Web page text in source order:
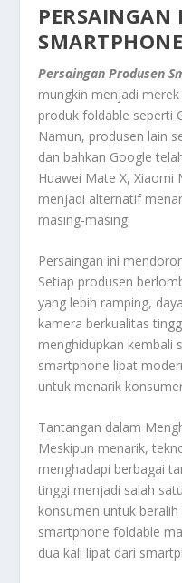
PERSAINGAN
Persaingan Produsen
mungkin menjadi
produk foldable seperti
Namun, produsen lain
dan bahkan Google
Huawei Mate X, Xiaomi
menjadi alternatif
masing-masing.
Persaingan ini
Setiap produsen
yang lebih ramping,
kamera berkualitas
menghidupkan kembali
smartphone lipat
untuk menarik
Tantangan dalam
Meskipun menarik,
menghadapi berbagai
tinggi menjadi salah
konsumen untuk
smartphone foldable
dua kali lipat dari